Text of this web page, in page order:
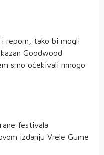
repom, tako bi mogli
Goodwood
smo očekivali mnogo
festivala
izdanju Vrele Gume